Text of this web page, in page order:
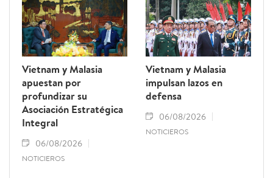
Vietnam y Malasia
apuestan por
profundizar su
Asociación Estratégica
Integral
06/08/2026
NOTICIEROS
Vietnam y Malasia
impulsan lazos en
defensa
06/08/2026
NOTICIEROS